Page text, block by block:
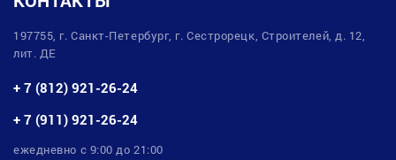
197755, г. Санкт-Петербург, г. Сестрорецк, Строителей, д. 12,
лит. ДЕ
+ 7 (812) 921-26-24
+ 7 (911) 921-26-24
ежедневно с 9:00 до 21:00